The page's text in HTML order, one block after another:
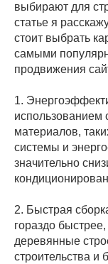
выбирают для
статье я
стоит выбрать
самыми
продвижения
1.
использованием
материалов,
системы и
значительно
2. Быстрая
гораздо
деревянные
строительства и